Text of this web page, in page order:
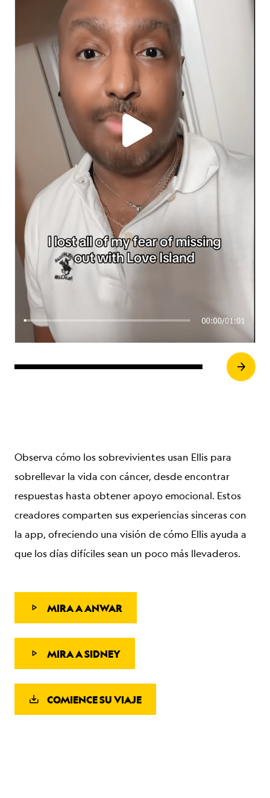
Observa cómo los sobrevivientes usan Ellis para
sobrellevar la vida con cáncer, desde encontrar
respuestas hasta obtener apoyo emocional. Estos
creadores comparten sus experiencias sinceras con
la app, ofreciendo una visión de cómo Ellis ayuda a
que los días difíciles sean un poco más llevaderos.
MIRA A ANWAR
MIRA A SIDNEY
COMIENCE SU VIAJE